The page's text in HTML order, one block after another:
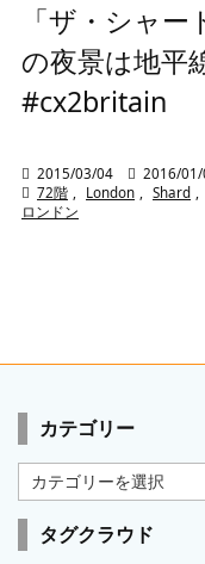
「ザ・シャ
の夜景は地平
#cx2britain
 2015/03/04  2016/01/
 72階 , London , Shard ,
ロンドン
カテゴリー
カ
テ
ゴ
リ タグクラウド